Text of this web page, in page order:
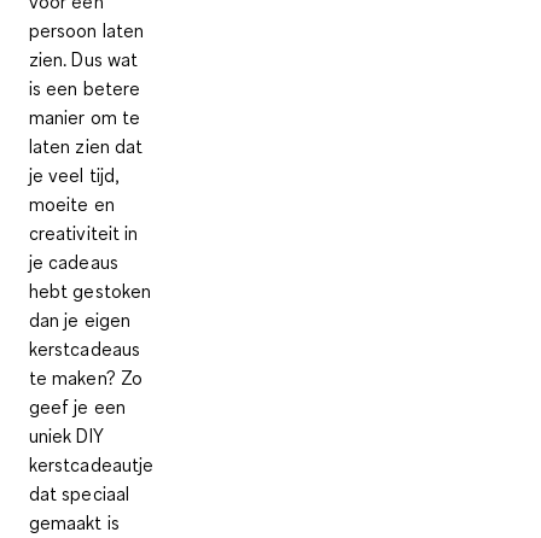
persoon laten
zien. Dus wat
is een betere
manier om te
laten zien dat
je veel tijd,
moeite en
creativiteit in
je cadeaus
hebt gestoken
dan je eigen
kerstcadeaus
te maken? Zo
geef je een
uniek DIY
kerstcadeautje
dat speciaal
gemaakt is